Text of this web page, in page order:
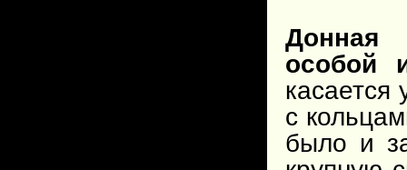
Донная
особой
с
было и